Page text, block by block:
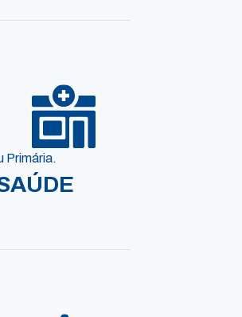
Primária.